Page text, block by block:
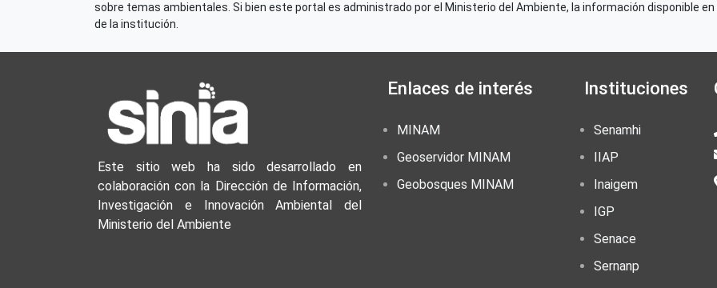
Perú Puno
Perú Tacna
Fecha de publicación
35
sobre temas ambientales. Si bien este portal es administrado por el Ministerio del Ambiente, la información disponible
de la institución.
Este sitio web ha sido desarrollado en
colaboración con la Dirección de Información,
Investigación e Innovación Ambiental del
Ministerio del Ambiente
Enlaces de interés
MINAM
Geoservidor MINAM
Geobosques MINAM
Instituciones
Senamhi
IIAP
Inaigem
IGP
Senace
Sernanp